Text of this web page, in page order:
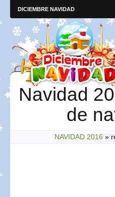
DICIEMBRE NAVIDAD
Navidad
de
NAVIDAD 2016 »